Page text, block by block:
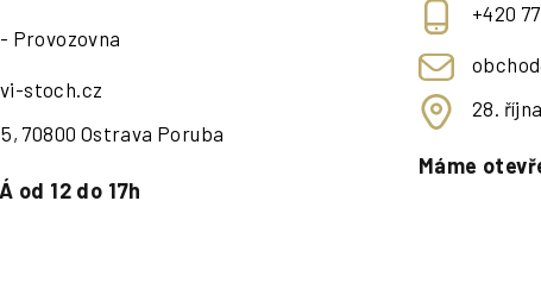
Provozovna
stoch.cz
70800 Ostrava Poruba
od 12 do 17h
+420
28.
Máme